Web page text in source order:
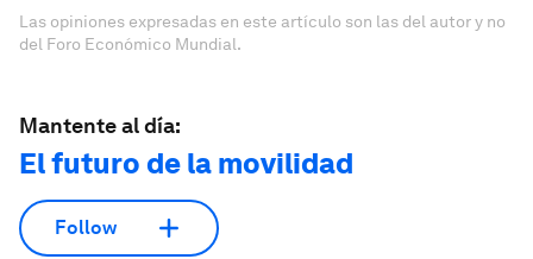
Las opiniones expresadas en este artículo son las del autor y no
del Foro Económico Mundial.
Mantente al día:
El futuro de la movilidad
Follow